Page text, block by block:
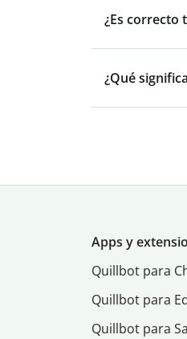
¿Es correcto
¿Qué
Apps y
Quillbot para
Quillbot para
Quillbot para